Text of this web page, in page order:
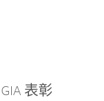
表彰